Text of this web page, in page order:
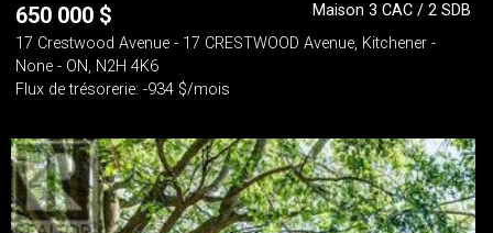
650 000 $
Maison 3 CAC / 2 SDB
17 Crestwood Avenue - 17 CRESTWOOD Avenue, Kitchener -
None - ON, N2H 4K6
Flux de trésorerie: -934 $/mois